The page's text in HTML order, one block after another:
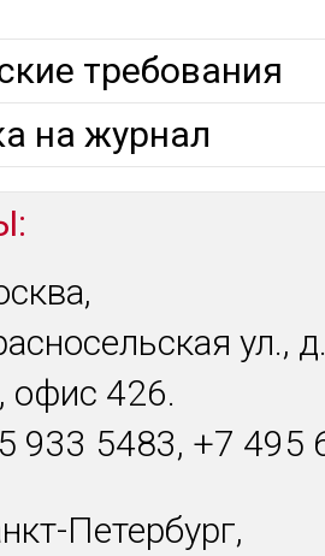
требования
на журнал
ул.,
офис 426.
933 5483, +7 495
Петербург,